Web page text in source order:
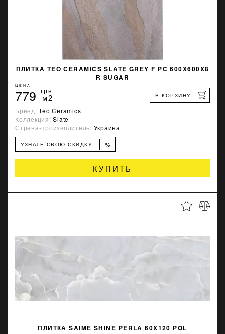
ПЛИТКА TEO CERAMICS SLATE GREY F PC 600X600X8
R SUGAR
ЦЕНА
779 грн
м2 В КОРЗИНУ
Бренд:Teo Ceramics
Коллекция:Slate
Страна-производитель: Украина
УЗНАТЬ СВОЮ СКИДКУ %
КУПИТЬ
ПЛИТКА SAIME SHINE PERLA 60X120 POL